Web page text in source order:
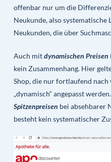
offenbar nur um die
Neukunde, also
Neukunden, die über
Auch mitdynamischen Preisen
kein Zusammenhang. Hier
Shop, die nur fortlaufend
„dynamisch“ angepasst
Spitzenpreisen bei absehbarer
besteht kein systematischer